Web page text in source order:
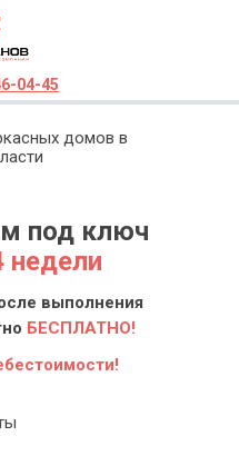
04-45
под ключ
недели
выполнения
БЕСПЛАТНО!
домов в